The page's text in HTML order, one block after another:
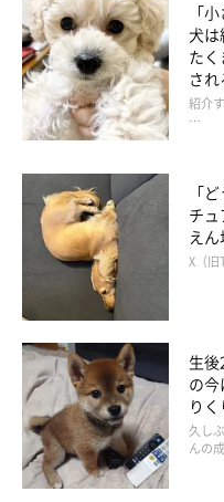
2頭は今でも仲良し！
のだそう。
嬉しいときは全身で喜び、
ていく。コパンちゃんにち
なかったようにまた近づい
「
犬は
た
され
紹介
…
「
チ
え
X（
生
の
り
久し
んの